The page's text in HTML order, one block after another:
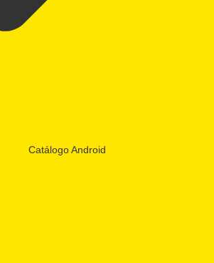
Catálogo Android